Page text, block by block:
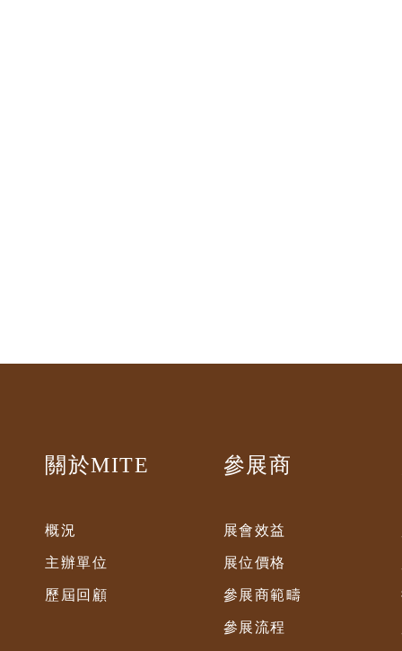
關於MITE
概況
主辦單位
歷屆回顧
參展商
展會效益
展位價格
參展商範疇
參展流程